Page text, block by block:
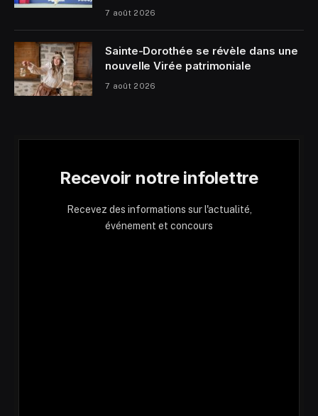
7 août 2026
Sainte-Dorothée se révèle dans une
nouvelle Virée patrimoniale
7 août 2026
Recevoir notre infolettre
Recevez des informations sur l'actualité,
événement et concours